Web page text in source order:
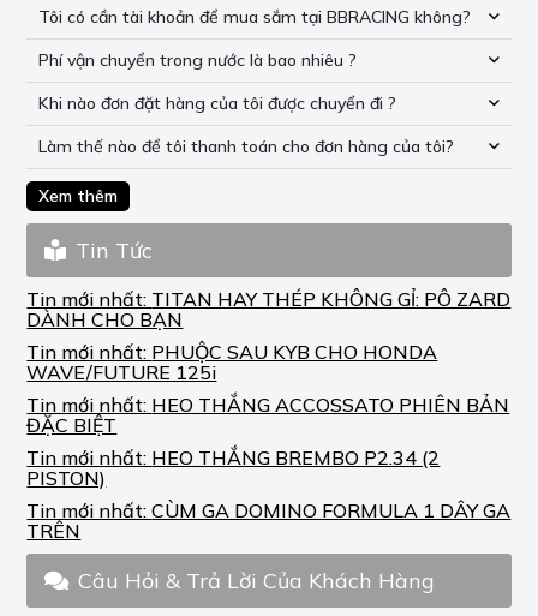
Tôi có cần tài khoản để mua sắm tại BBRACING không?
Phí vận chuyển trong nước là bao nhiêu ?
Khi nào đơn đặt hàng của tôi được chuyển đi ?
Làm thế nào để tôi thanh toán cho đơn hàng của tôi?
Xem thêm
Tin Tức
Tin mới nhất: TITAN HAY THÉP KHÔNG GỈ: PÔ ZARD
DÀNH CHO BẠN
Tin mới nhất: PHUỘC SAU KYB CHO HONDA
WAVE/FUTURE 125i
Tin mới nhất: HEO THẮNG ACCOSSATO PHIÊN BẢN
ĐẶC BIỆT
Tin mới nhất: HEO THẮNG BREMBO P2.34 (2
PISTON)
Tin mới nhất:CÙM GA DOMINO FORMULA 1 DÂY GA
TRÊN
Câu Hỏi & Trả Lời Của Khách Hàng